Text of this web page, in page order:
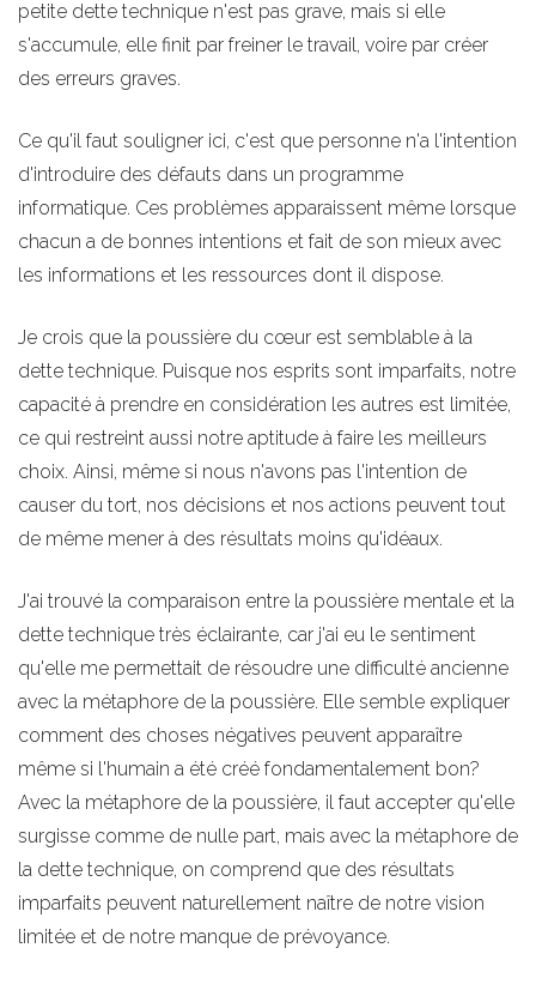
petite dette technique n'est pas grave, mais si elle
s'accumule, elle finit par freiner le travail, voire par créer
des erreurs graves.
Ce qu'il faut souligner ici, c'est que personne n'a l'intention
d'introduire des défauts dans un programme
informatique. Ces problèmes apparaissent même lorsque
chacun a de bonnes intentions et fait de son mieux avec
les informations et les ressources dont il dispose.
Je crois que la poussière du cœur est semblable à la
dette technique. Puisque nos esprits sont imparfaits, notre
capacité à prendre en considération les autres est limitée,
ce qui restreint aussi notre aptitude à faire les meilleurs
choix. Ainsi, même si nous n'avons pas l'intention de
causer du tort, nos décisions et nos actions peuvent tout
de même mener à des résultats moins qu'idéaux.
J'ai trouvé la comparaison entre la poussière mentale et la
dette technique très éclairante, car j'ai eu le sentiment
qu'elle me permettait de résoudre une difficulté ancienne
avec la métaphore de la poussière. Elle semble expliquer
comment des choses négatives peuvent apparaître
même si l'humain a été créé fondamentalement bon?
Avec la métaphore de la poussière, il faut accepter qu'elle
surgisse comme de nulle part, mais avec la métaphore de
la dette technique, on comprend que des résultats
imparfaits peuvent naturellement naître de notre vision
limitée et de notre manque de prévoyance.